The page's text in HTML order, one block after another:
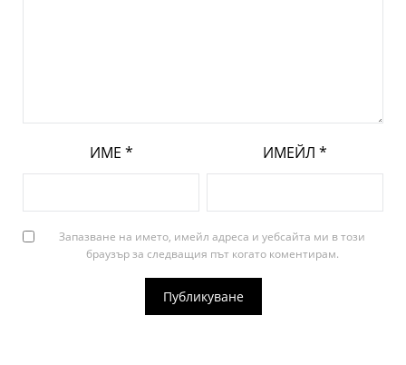
ИМЕ * ИМЕЙЛ *
Запазване на името, имейл адреса и уебсайта ми в този
браузър за следващия път когато коментирам.